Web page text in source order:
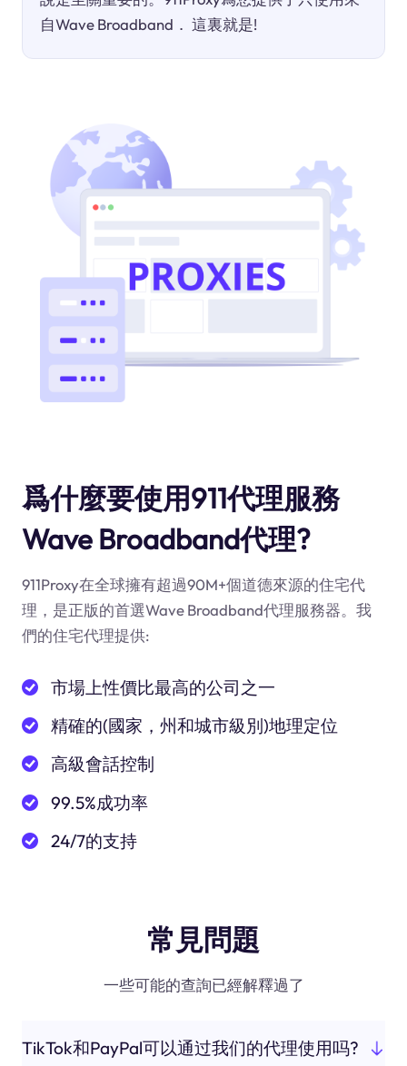
自Wave Broadband． 這裏就是!
爲什麼要使用911代理服務
Wave Broadband代理?
911Proxy在全球擁有超過90M+個道德來源的住宅代
理，是正版的首選Wave Broadband代理服務器。我
們的住宅代理提供:
市場上性價比最高的公司之一
精確的(國家，州和城市級別)地理定位
高級會話控制
99.5%成功率
24/7的支持
常見問題
一些可能的查詢已經解釋過了
TikTok和PayPal可以通过我们的代理使用吗?